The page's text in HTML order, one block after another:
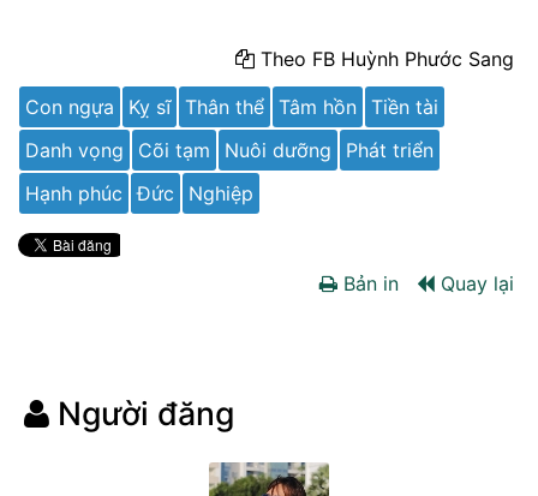
Theo FB Huỳnh Phước Sang
Con ngựa
Kỵ sĩ Thân thể Tâm hồn Tiền tài
Danh vọng
Cõi tạm Nuôi dưỡng
Phát triển
Hạnh phúc
Đức Nghiệp
Bản in Quay lại
Người đăng